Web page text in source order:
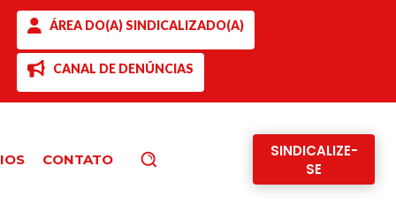
ÁREA DO(A) SINDICALIZADO(A)
CANAL DE DENÚNCIAS
CONTATO
SINDICALIZE-
SE